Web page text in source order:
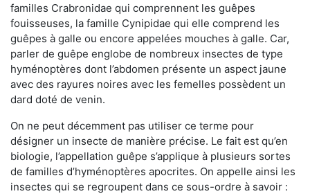
familles Crabronidae qui comprennent les guêpes
fouisseuses, la famille Cynipidae qui elle comprend les
guêpes à galle ou encore appelées mouches à galle. Car,
parler de guêpe englobe de nombreux insectes de type
hyménoptères dont l’abdomen présente un aspect jaune
avec des rayures noires avec les femelles possèdent un
dard doté de venin.
On ne peut décemment pas utiliser ce terme pour
désigner un insecte de manière précise. Le fait est qu’en
biologie, l’appellation guêpe s’applique à plusieurs sortes
de familles d’hyménoptères apocrites. On appelle ainsi les
insectes qui se regroupent dans ce sous-ordre à savoir :